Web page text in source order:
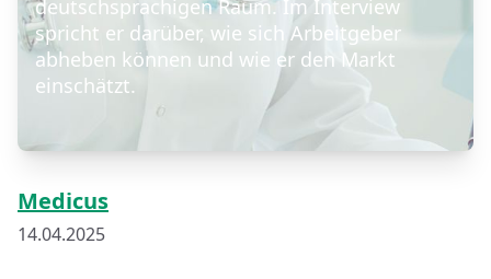
deutschsprachigen Raum. Im Interview
spricht er darüber, wie sich Arbeitgeber
abheben können und wie er den Markt
einschätzt.
Medicus
14.04.2025